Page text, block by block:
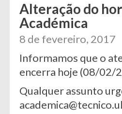
Alteração do
Académica
8 de fevereiro, 2017
Informamos que o
encerra hoje (08/02/
Qualquer assunto